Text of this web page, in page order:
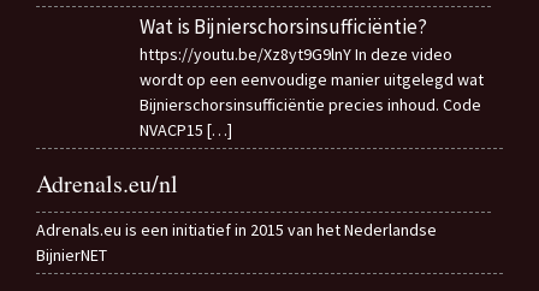
Wat is Bijnierschorsinsufficiëntie?
https://youtu.be/Xz8yt9G9lnY In deze video
wordt op een eenvoudige manier uitgelegd wat
Bijnierschorsinsufficiëntie precies inhoud. Code
NVACP15 […]
Adrenals.eu/nl
Adrenals.eu is een initiatief in 2015 van het Nederlandse
BijnierNET